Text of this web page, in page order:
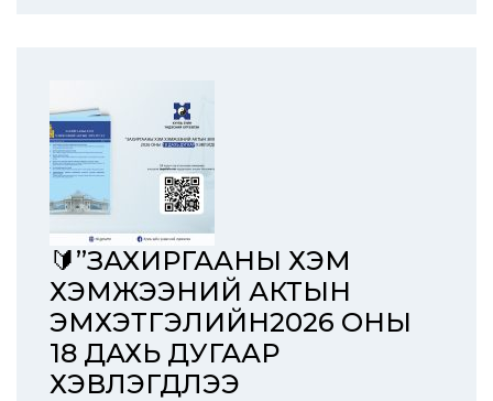
🔰”ЗАХИРГААНЫ ХЭМ
ХЭМЖЭЭНИЙ АКТЫН
ЭМХЭТГЭЛИЙН2026 ОНЫ
18 ДАХЬ ДУГААР
ХЭВЛЭГДЛЭЭ